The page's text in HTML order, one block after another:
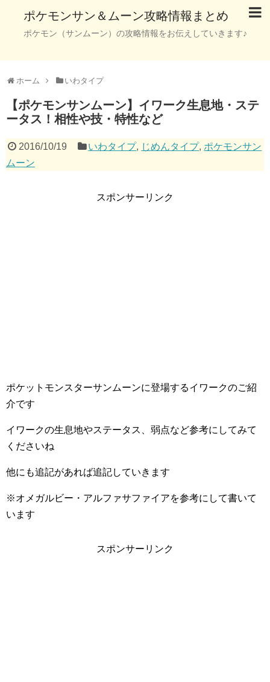
ポケモンサン＆ムーン攻略情報まとめ
ポケモン（サンムーン）の攻略情報をお伝えしていきます♪
ホーム いわタイプ
【ポケモンサンムーン】イワーク生息地・ステ
ータス！相性や技・特性など
2016/10/19 いわタイプ, じめんタイプ, ポケモンサン
ムーン
スポンサーリンク
ポケットモンスターサンムーンに登場するイワークのご紹
介です
イワークの生息地やステータス、弱点など参考にしてみて
くださいね
他にも追記があれば追記していきます
※オメガルビー・アルファサファイアを参考にして書いて
います
スポンサーリンク